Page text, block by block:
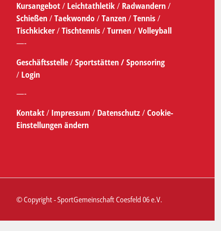
Kursangebot/Leichtathletik/ Radwandern/
Schießen/Taekwondo/Tanzen/Tennis/
Tischkicker/Tischtennis/Turnen/Volleyball
—-
Geschäftsstelle/Sportstätten /Sponsoring
/ Login
—-
Kontakt/ Impressum / Datenschutz/Cookie-
Einstellungen ändern
© Copyright - SportGemeinschaft Coesfeld 06 e.V.